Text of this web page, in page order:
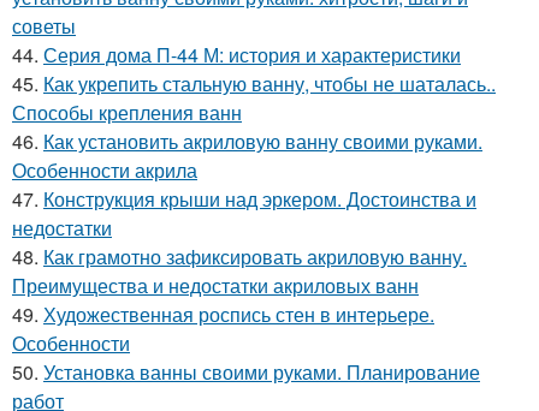
советы
44. Серия дома П-44 М: история и характеристики
45. Как укрепить стальную ванну, чтобы не шаталась..
Способы крепления ванн
46. Как установить акриловую ванну своими руками.
Особенности акрила
47. Конструкция крыши над эркером. Достоинства и
недостатки
48. Как грамотно зафиксировать акриловую ванну.
Преимущества и недостатки акриловых ванн
49. Художественная роспись стен в интерьере.
Особенности
50. Установка ванны своими руками. Планирование
работ